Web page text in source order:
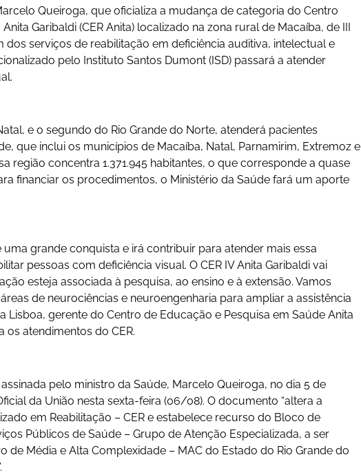
Queiroga, que oficializa a mudança de categoria do Centro
Garibaldi (CER Anita) localizado na zona rural de Macaíba, de III
dos serviços de reabilitação em deficiência auditiva, intelectual e
pelo Instituto Santos Dumont (ISD) passará a atender
e o segundo do Rio Grande do Norte, atenderá pacientes
que inclui os municípios de Macaíba, Natal, Parnamirim, Extremoz e
região concentra 1.371.945 habitantes, o que corresponde a quase
financiar os procedimentos, o Ministério da Saúde fará um aporte
uma grande conquista e irá contribuir para atender mais essa
pessoas com deficiência visual. O CER IV Anita Garibaldi vai
esteja associada à pesquisa, ao ensino e à extensão. Vamos
de neurociências e neuroengenharia para ampliar a assistência
Lisboa, gerente do Centro de Educação e Pesquisa em Saúde Anita
os atendimentos do CER.
pelo ministro da Saúde, Marcelo Queiroga, no dia 5 de
da União nesta sexta-feira (06/08). O documento “altera a
em Reabilitação – CER e estabelece recurso do Bloco de
Públicos de Saúde – Grupo de Atenção Especializada, a ser
de Média e Alta Complexidade – MAC do Estado do Rio Grande do